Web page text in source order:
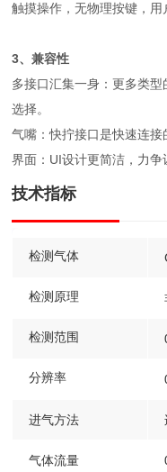
触摸操作，无物理按键，用
3、兼容性
多接口汇集一身：更多类
选择。
气嘴：快拧接口是快速连接
界面：UI设计更简洁，力争
技术指标
检测气体
检测原理
检测范围
分辨率
进气方法
气体流量